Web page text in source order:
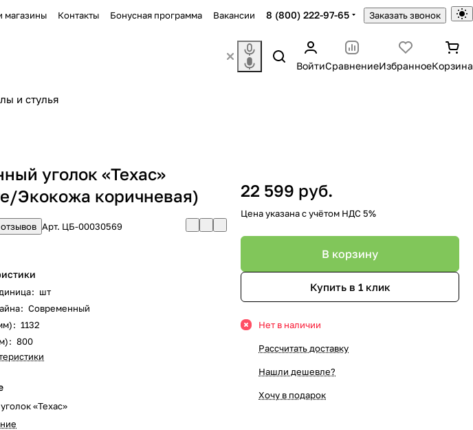
магазины Контакты Бонусная программа Вакансии 8 (800) 222-97-65 Заказать звонок
ВойтиСравнениеИзбранноеКорзина
и стулья
уголок «Техас»
Экокожа коричневая)
Арт. ЦБ-00030569
: шт
: Современный
: 1132
: 800
«Техас»
22 599 руб.
Цена указана с учётом НДС 5%
В корзину
Купить в 1 клик
Нет в наличии
Рассчитать доставку
Нашли дешевле?
Хочу в подарок